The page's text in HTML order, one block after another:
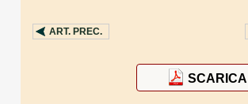
ART. PREC.